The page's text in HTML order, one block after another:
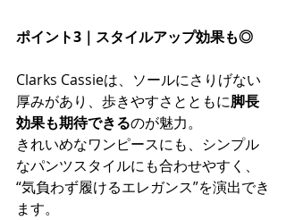
ポイント3｜スタイルアップ効果も◎
Clarks Cassieは、ソールにさりげない
厚みがあり、歩きやすさとともに脚長
効果も期待できるのが魅力。
きれいめなワンピースにも、シンプル
なパンツスタイルにも合わせやすく、
“気負わず履けるエレガンス”を演出でき
ます。